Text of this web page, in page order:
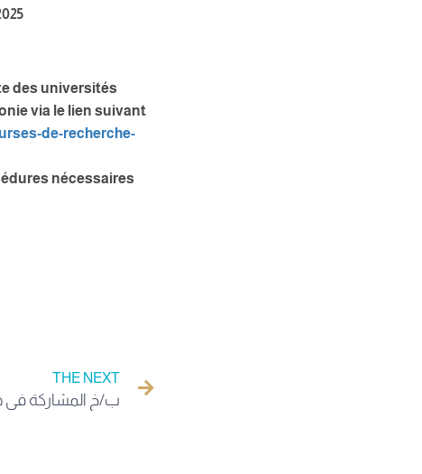
des universités
via le lien suivant
de-recherche-
nécessaires
THE NEXT
ب/خ المشاركة في